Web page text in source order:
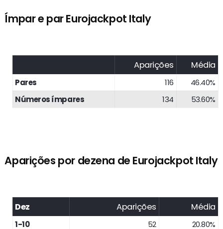
Ímpar e par Eurojackpot Italy
Aparições Média
Pares 116
46.40%
Números ímpares
134 53.60%
Aparições por dezena de Eurojackpot Italy
Dez Aparições Média
1-10 52 20.80%